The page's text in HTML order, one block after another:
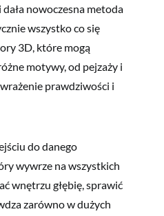
nowoczesna metoda
wszystko co się
3D, które mogą
motywy, od pejzaży i
prawdziwości i
do danego
wywrze na wszystkich
wnętrzu głębię, sprawić
zarówno w dużych